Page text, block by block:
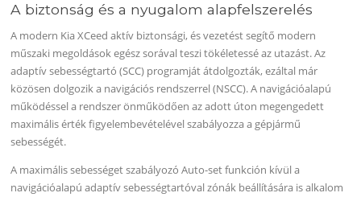
A biztonság és a nyugalom alapfelszerelés
A modern Kia XCeed aktív biztonsági, és vezetést segítő modern
műszaki megoldások egész sorával teszi tökéletessé az utazást. Az
adaptív sebességtartó (SCC) programját átdolgozták, ezáltal már
közösen dolgozik a navigációs rendszerrel (NSCC). A navigációalapú
működéssel a rendszer önműködően az adott úton megengedett
maximális érték figyelembevételével szabályozza a gépjármű
sebességét.
A maximális sebességet szabályozó Auto-set funkción kívül a
navigációalapú adaptív sebességtartóval zónák beállítására is alkalom